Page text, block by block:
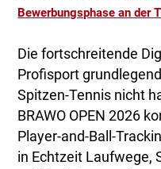
Bewerbungsphase an der
Die fortschreitende
Profisport
Spitzen-Tennis nicht
BRAWO OPEN 2026
Player-and-Ball-
in Echtzeit Laufwege,